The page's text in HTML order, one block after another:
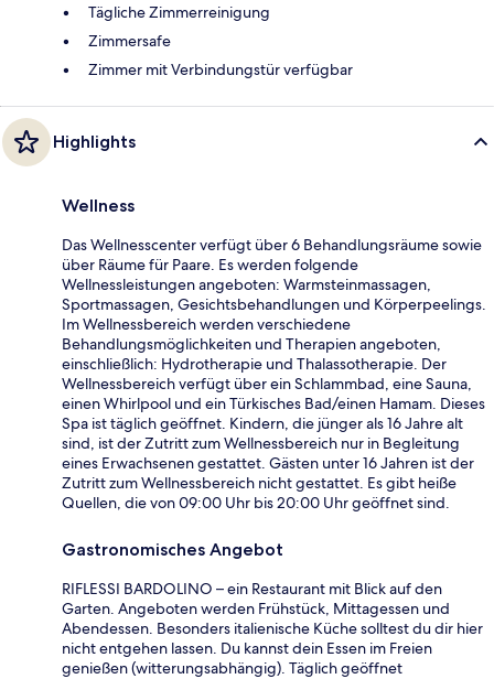
Tägliche Zimmerreinigung
Zimmersafe
Zimmer mit Verbindungstür verfügbar
Highlights
Wellness
Das Wellnesscenter verfügt über 6 Behandlungsräume sowie
über Räume für Paare. Es werden folgende
Wellnessleistungen angeboten: Warmsteinmassagen,
Sportmassagen, Gesichtsbehandlungen und Körperpeelings.
Im Wellnessbereich werden verschiedene
Behandlungsmöglichkeiten und Therapien angeboten,
einschließlich: Hydrotherapie und Thalassotherapie. Der
Wellnessbereich verfügt über ein Schlammbad, eine Sauna,
einen Whirlpool und ein Türkisches Bad/einen Hamam. Dieses
Spa ist täglich geöffnet. Kindern, die jünger als 16 Jahre alt
sind, ist der Zutritt zum Wellnessbereich nur in Begleitung
eines Erwachsenen gestattet. Gästen unter 16 Jahren ist der
Zutritt zum Wellnessbereich nicht gestattet. Es gibt heiße
Quellen, die von 09:00 Uhr bis 20:00 Uhr geöffnet sind.
Gastronomisches Angebot
RIFLESSI BARDOLINO – ein Restaurant mit Blick auf den
Garten. Angeboten werden Frühstück, Mittagessen und
Abendessen. Besonders italienische Küche solltest du dir hier
nicht entgehen lassen. Du kannst dein Essen im Freien
genießen (witterungsabhängig). Täglich geöffnet